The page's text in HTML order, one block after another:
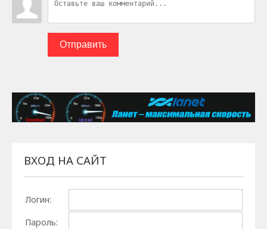
Отправить
ВХОД НА САЙТ
Логин:
Пароль: